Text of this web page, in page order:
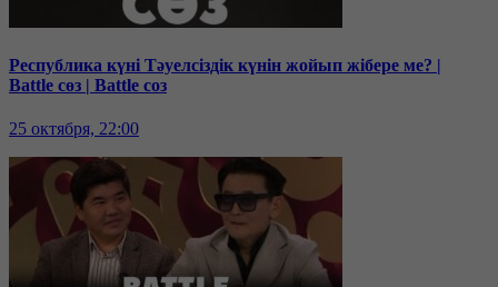
Республика күні Тәуелсіздік күнін жойып жібере ме? |
Battle сөз | Battle соз
25 октября, 22:00